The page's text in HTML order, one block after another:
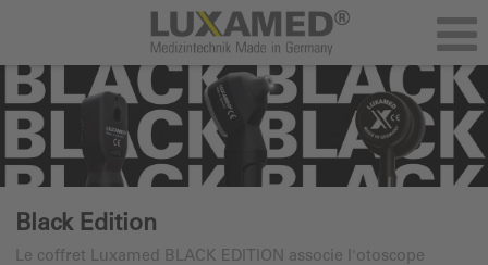
Black Edition
Le coffret Luxamed BLACK EDITION associe l'otoscope